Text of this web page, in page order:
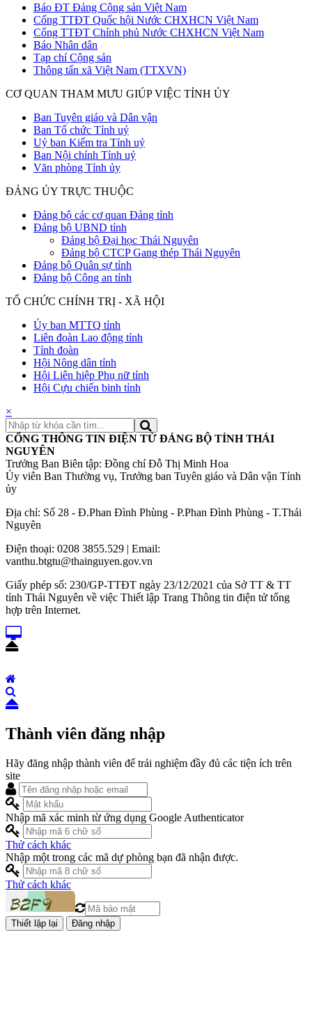
Báo ĐT Đảng Cộng sản Việt Nam
Cổng TTĐT Quốc hội Nước CHXHCN Việt Nam
Cổng TTĐT Chính phủ Nước CHXHCN Việt Nam
Báo Nhân dân
Tạp chí Cộng sản
Thông tấn xã Việt Nam (TTXVN)
CƠ QUAN THAM MƯU GIÚP VIỆC TỈNH ỦY
Ban Tuyên giáo và Dân vận
Ban Tổ chức Tỉnh uỷ
Uỷ ban Kiểm tra Tỉnh uỷ
Ban Nội chính Tỉnh uỷ
Văn phòng Tỉnh ủy
ĐẢNG ỦY TRỰC THUỘC
Đảng bộ các cơ quan Đảng tỉnh
Đảng bộ UBND tỉnh
Đảng bộ Đại học Thái Nguyên
Đảng bộ CTCP Gang thép Thái Nguyên
Đảng bộ Quân sự tỉnh
Đảng bộ Công an tỉnh
TỔ CHỨC CHÍNH TRỊ - XÃ HỘI
Ủy ban MTTQ tỉnh
Liên đoàn Lao động tỉnh
Tỉnh đoàn
Hội Nông dân tỉnh
Hội Liên hiệp Phụ nữ tỉnh
Hội Cựu chiến binh tỉnh
×
CỔNG THÔNG TIN ĐIỆN TỬ ĐẢNG BỘ TỈNH THÁI
NGUYÊN
Trưởng Ban Biên tập: Đồng chí Đỗ Thị Minh Hoa
Ủy viên Ban Thường vụ, Trưởng ban Tuyên giáo và Dân vận Tỉnh
ủy
Địa chỉ: Số 28 - Đ.Phan Đình Phùng - P.Phan Đình Phùng - T.Thái
Nguyên
Điện thoại: 0208 3855.529 | Email:
vanthu.btgtu@thainguyen.gov.vn
Giấy phép số: 230/GP-TTĐT ngày 23/12/2021 của Sở TT & TT
tỉnh Thái Nguyên về việc Thiết lập Trang Thông tin điện tử tổng
hợp trên Internet.
Thành viên đăng nhập
Hãy đăng nhập thành viên để trải nghiệm đầy đủ các tiện ích trên
site
Nhập mã xác minh từ ứng dụng Google Authenticator
Thử cách khác
Nhập một trong các mã dự phòng bạn đã nhận được.
Thử cách khác
Đăng nhập